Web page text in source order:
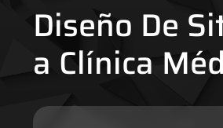
Diseño De
A Clínica